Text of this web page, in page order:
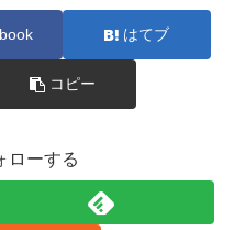
はてブ
コピー
ローする